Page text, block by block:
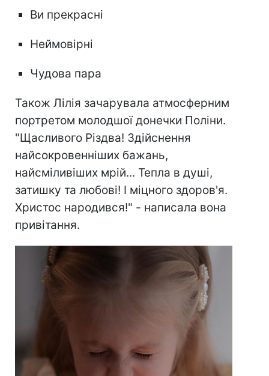
Ви прекрасні
Неймовірні
Чудова пара
Також Лілія зачарувала атмосферним
портретом молодшої донечки Поліни.
"Щасливого Різдва! Здійснення
найсокровенніших бажань,
найсміливіших мрій... Тепла в душі,
затишку та любові! І міцного здоров'я.
Христос народився!" - написала вона
привітання.